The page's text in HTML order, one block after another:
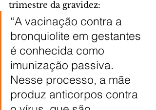
trimestre da gravidez:
“A vacinação contra a
bronquiolite em gestantes
é conhecida como
imunização passiva.
Nesse processo, a mãe
produz anticorpos contra